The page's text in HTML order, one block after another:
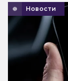
Новости